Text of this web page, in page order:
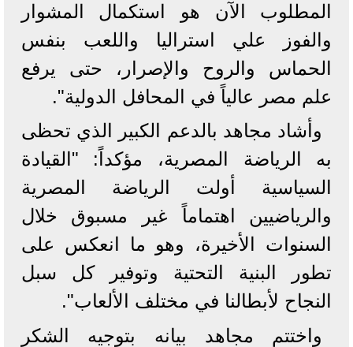
المطلوب الآن هو استكمال المشوار
والفوز علي استراليا واللعب بنفس
الحماس والروح والإصرار، حتى يرفع
علم مصر عالياً في المحافل الدولية".
وأشاد مجاهد بالدعم الكبير الذي تحظى
به الرياضة المصرية، مؤكداً: "القيادة
السياسية أولت الرياضة المصرية
والرياضيين اهتماماً غير مسبوق خلال
السنوات الأخيرة، وهو ما انعكس على
تطور البنية التحتية وتوفير كل سبل
النجاح لأبطالنا في مختلف الألعاب".
واختتم مجاهد بيانه بتوجيه الشكر